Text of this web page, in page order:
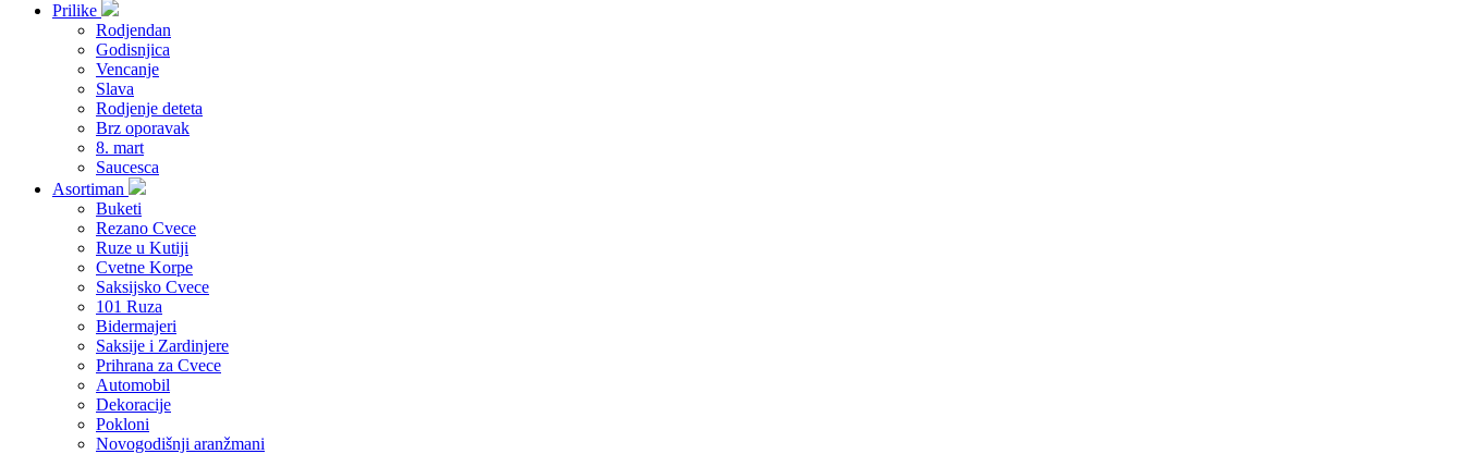
Prilike
Rodjendan
Godisnjica
Vencanje
Slava
Rodjenje deteta
Brz oporavak
8. mart
Saucesca
Asortiman
Buketi
Rezano Cvece
Ruze u Kutiji
Cvetne Korpe
Saksijsko Cvece
101 Ruza
Bidermajeri
Saksije i Zardinjere
Prihrana za Cvece
Automobil
Dekoracije
Pokloni
Novogodišnji aranžmani